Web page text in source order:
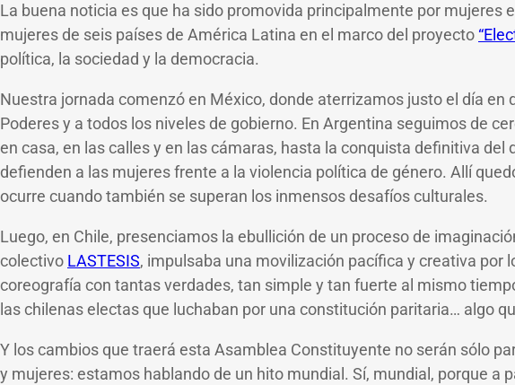
La buena noticia es que ha sido promovida principalmente por mujeres
mujeres de seis países de América Latina en el marco del proyecto
política, la sociedad y la democracia.
Nuestra jornada comenzó en México, donde aterrizamos justo el día
Poderes y a todos los niveles de gobierno. En Argentina seguimos de
en casa, en las calles y en las cámaras, hasta la conquista definitiva
defienden a las mujeres frente a la violencia política de género. Allí
ocurre cuando también se superan los inmensos desafíos culturales.
Luego, en Chile, presenciamos la ebullición de un proceso de
colectivo LASTESIS, impulsaba una movilización pacífica y creativa por
coreografía con tantas verdades, tan simple y tan fuerte al mismo
las chilenas electas que luchaban por una constitución paritaria… algo
Y los cambios que traerá esta Asamblea Constituyente no serán sólo
y mujeres: estamos hablando de un hito mundial. Sí, mundial, porque